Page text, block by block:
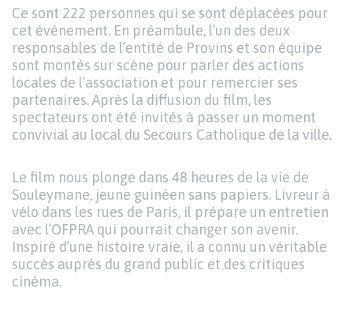
Ce sont 222 personnes qui se sont déplacées pour
cet événement. En préambule, l’un des deux
responsables de l’entité de Provins et son équipe
sont montés sur scène pour parler des actions
locales de l’association et pour remercier ses
partenaires. Après la diffusion du film, les
spectateurs ont été invités à passer un moment
convivial au local du Secours Catholique de la ville.
Le film nous plonge dans 48 heures de la vie de
Souleymane, jeune guinéen sans papiers. Livreur à
vélo dans les rues de Paris, il prépare un entretien
avec l’OFPRA qui pourrait changer son avenir.
Inspiré d’une histoire vraie, il a connu un véritable
succès auprès du grand public et des critiques
cinéma.